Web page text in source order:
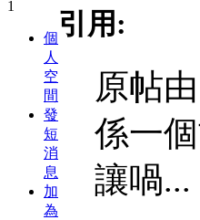
個
人
空
間
發
短
消
息
加
為
引用:
原帖由
係一
讓喎...